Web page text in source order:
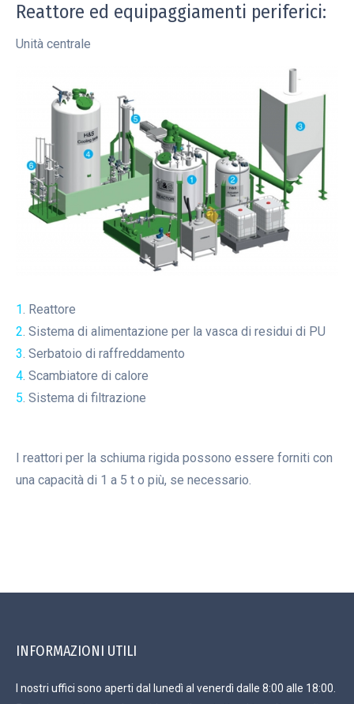
Reattore ed equipaggiamenti periferici:
Unità centrale
1. Reattore
2. Sistema di alimentazione per la vasca di residui di PU
3. Serbatoio di raffreddamento
4. Scambiatore di calore
5. Sistema di filtrazione
I reattori per la schiuma rigida possono essere forniti con
una capacità di 1 a 5 t o più, se necessario.
INFORMAZIONI UTILI
I nostri uffici sono aperti dal lunedì al venerdì dalle 8:00 alle 18:00.